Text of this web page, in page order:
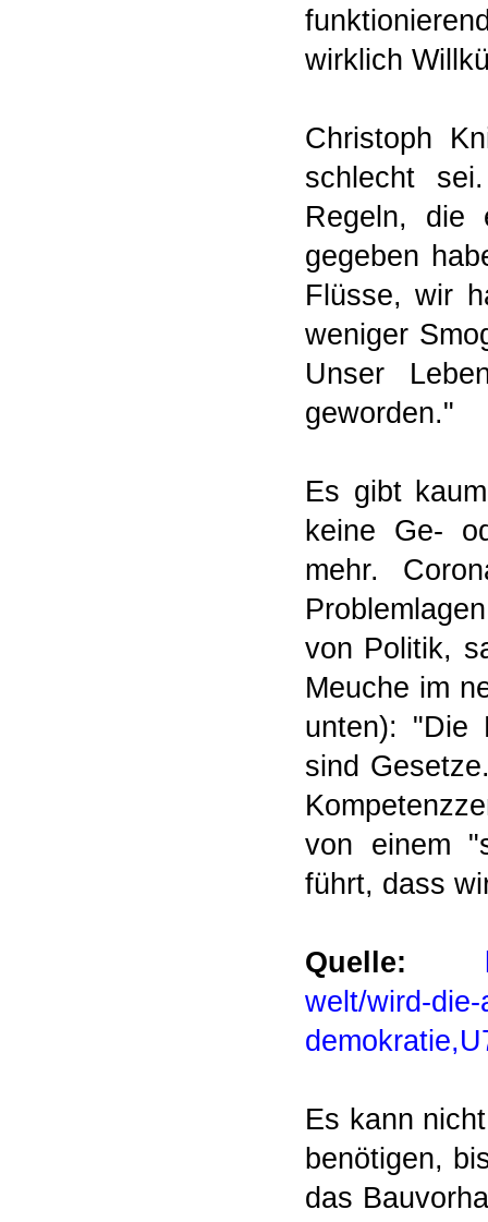
wirklich
Christoph
schlecht
Regeln, die
gegeben
Flüsse, wir
weniger
Unser
geworden."
Es gibt
keine Ge-
mehr.
von Politik,
Meuche im
unten): "Die
sind
von einem
führt, dass
Quelle:
welt/wird-die-
Es kann
benötigen,
das